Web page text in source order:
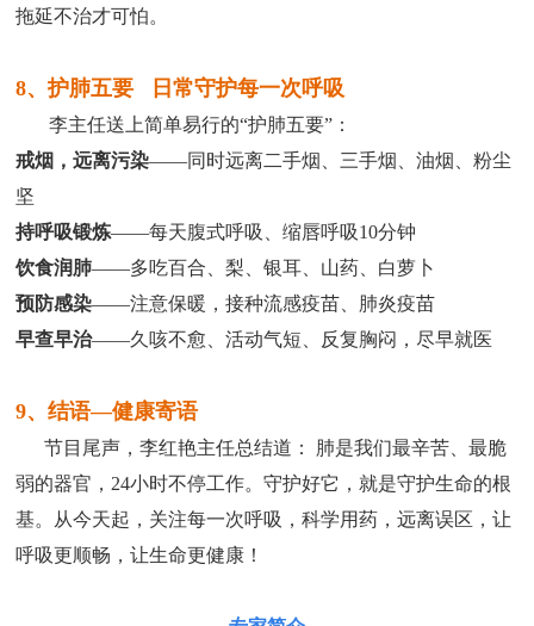
拖延不治才可怕。
8、护肺五要 日常守护每一次呼吸
李主任送上简单易行的“护肺五要”：
戒烟，远离污染——同时远离二手烟、三手烟、油烟、粉尘
坚
持呼吸锻炼——每天腹式呼吸、缩唇呼吸10分钟
饮食润肺——多吃百合、梨、银耳、山药、白萝卜
预防感染——注意保暖，接种流感疫苗、肺炎疫苗
早查早治——久咳不愈、活动气短、反复胸闷，尽早就医
9、结语—健康寄语
节目尾声，李红艳主任总结道： 肺是我们最辛苦、最脆
弱的器官，24小时不停工作。守护好它，就是守护生命的根
基。从今天起，关注每一次呼吸，科学用药，远离误区，让
呼吸更顺畅，让生命更健康！